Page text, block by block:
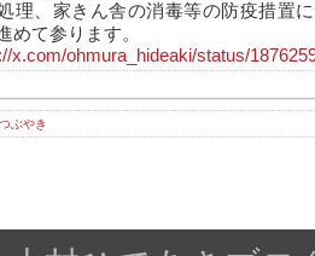
理、家きん舎の消毒等の防疫措置
めて参ります。
x.com/ohmura_hideaki/status/
つぶやき